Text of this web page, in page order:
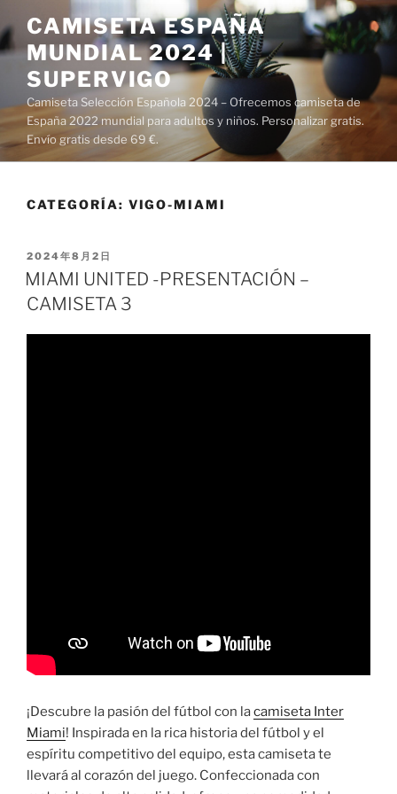
al
contenido
CAMISETA ESPAÑA
MUNDIAL 2024 |
SUPERVIGO
Camiseta Selección Española 2024 – Ofrecemos camiseta de
España 2022 mundial para adultos y niños. Personalizar gratis.
Envío gratis desde 69 €.
CATEGORÍA: VIGO-MIAMI
PUBLICADO
EL
2024年8月2日
MIAMI UNITED -PRESENTACIÓN –
CAMISETA 3
¡Descubre la pasión del fútbol con lacamiseta Inter
Miami! Inspirada en la rica historia del fútbol y el
espíritu competitivo del equipo, esta camiseta te
llevará al corazón del juego. Confeccionada con